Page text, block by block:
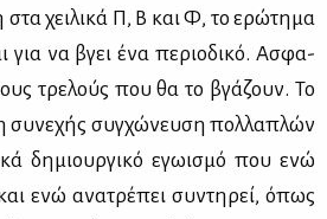
στα χει­λι­κά Π, Β και Φ, το ερώ­τη­μα
για να βγει ένα πε­ριο­δι­κό. Ασφα­
τρε­λούς που θα το βγά­ζουν. Το
συ­νε­χής συγ­χώ­νευ­ση πολ­λα­πλών
δη­μιουρ­γι­κό εγω­ι­σμό που ενώ
ενώ ανα­τρέ­πει συ­ντη­ρεί, όπως